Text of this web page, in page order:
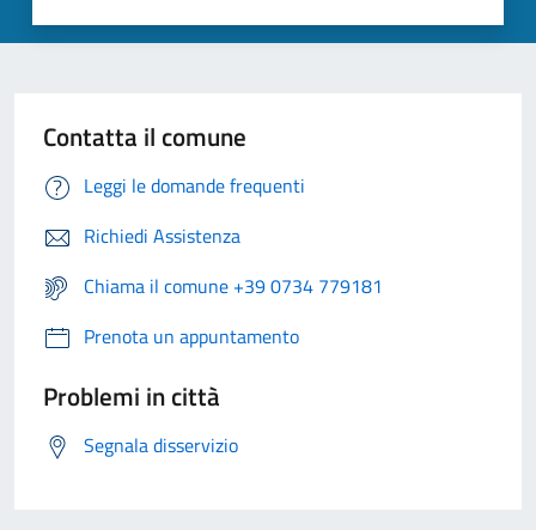
Contatta il comune
Leggi le domande frequenti
Richiedi Assistenza
Chiama il comune +39 0734 779181
Prenota un appuntamento
Problemi in città
Segnala disservizio